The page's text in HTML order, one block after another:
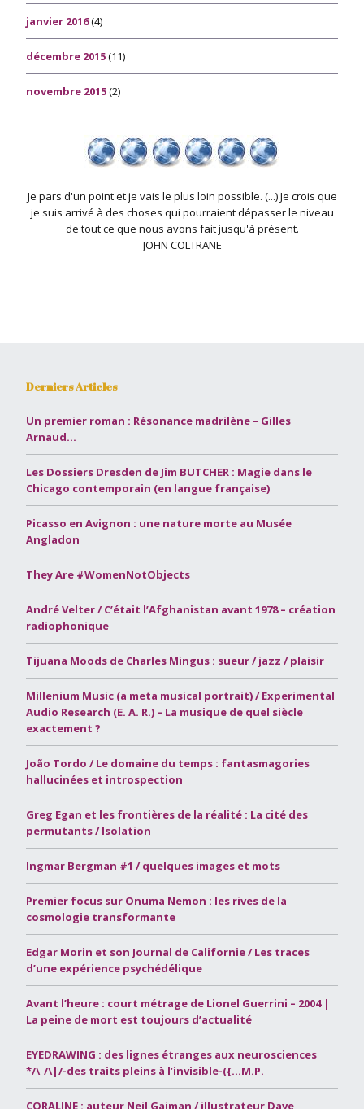
janvier 2016(4)
décembre 2015(11)
novembre 2015(2)
Je pars d'un point et je vais le plus loin possible. (...) Je crois que
je suis arrivé à des choses qui pourraient dépasser le niveau
de tout ce que nous avons fait jusqu'à présent.
JOHN COLTRANE
Derniers Articles
Un premier roman : Résonance madrilène – Gilles
Arnaud…
Les Dossiers Dresden de Jim BUTCHER : Magie dans le
Chicago contemporain (en langue française)
Picasso en Avignon : une nature morte au Musée
Angladon
They Are #WomenNotObjects
André Velter / C’était l’Afghanistan avant 1978 – création
radiophonique
Tijuana Moods de Charles Mingus : sueur / jazz / plaisir
Millenium Music (a meta musical portrait) / Experimental
Audio Research (E. A. R.) – La musique de quel siècle
exactement ?
João Tordo / Le domaine du temps : fantasmagories
hallucinées et introspection
Greg Egan et les frontières de la réalité : La cité des
permutants / Isolation
Ingmar Bergman #1 / quelques images et mots
Premier focus sur Onuma Nemon : les rives de la
cosmologie transformante
Edgar Morin et son Journal de Californie / Les traces
d’une expérience psychédélique
Avant l’heure : court métrage de Lionel Guerrini – 2004 |
La peine de mort est toujours d’actualité
EYEDRAWING : des lignes étranges aux neurosciences
*/\_/\|/-des traits pleins à l’invisible-({…M.P.
CORALINE : auteur Neil Gaiman / illustrateur Dave